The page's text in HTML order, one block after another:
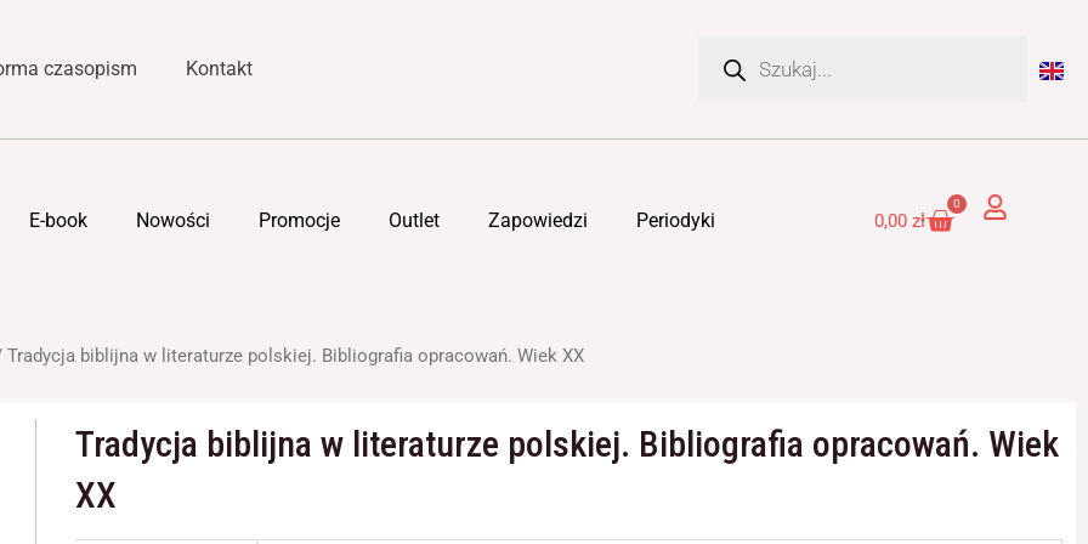
czasopism Kontakt
E-book Nowości Promocje Outlet Zapowiedzi Periodyki 0,00zł
0
Cart
Tradycja biblijna w literaturze polskiej. Bibliografia opracowań. Wiek XX
Tradycja biblijna w literaturze polskiej. Bibliografia opracowań. Wiek
XX